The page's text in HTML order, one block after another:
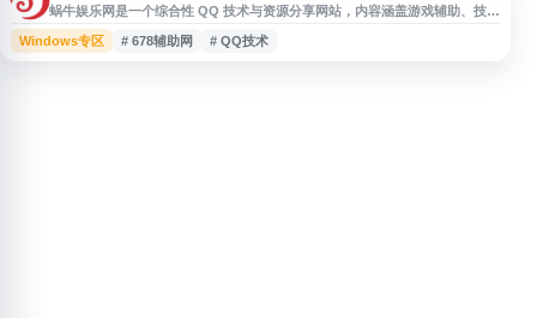
蜗牛娱乐网是一个综合性 QQ 技术与资源分享网站，内容涵盖游戏辅助、技术
教程、工具软件、绿色破解资源及相关网络资源信息。网站聚合小刀娱乐网、
善恶资源网、影子游戏辅助等相关内容，面向关注 QQ 技术、软件工具和辅助
Windows专区 # 678辅助网 # QQ技术